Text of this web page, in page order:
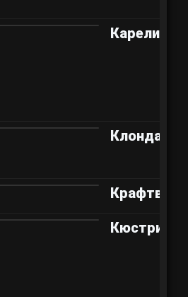
Карелия
Клондайк
Крафтверк
Кюстрин